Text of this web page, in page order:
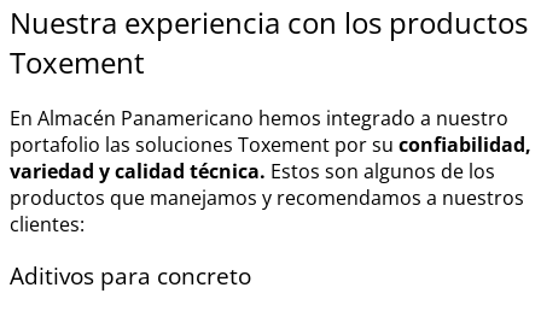
Nuestra experiencia con los productos
Toxement
En Almacén Panamericano hemos integrado a nuestro
portafolio las soluciones Toxement por su confiabilidad,
variedad y calidad técnica. Estos son algunos de los
productos que manejamos y recomendamos a nuestros
clientes:
Aditivos para concreto